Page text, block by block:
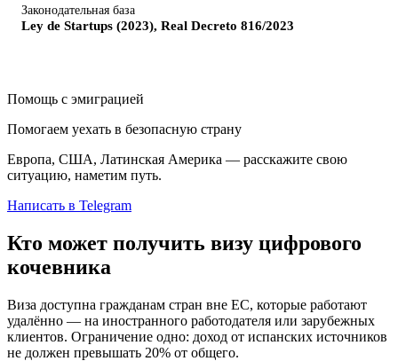
Законодательная база
Ley de Startups (2023), Real Decreto 816/2023
Помощь с эмиграцией
Помогаем уехать в безопасную страну
Европа, США, Латинская Америка — расскажите свою
ситуацию, наметим путь.
Написать в Telegram
Кто может получить визу цифрового
кочевника
Виза доступна гражданам стран вне ЕС, которые работают
удалённо — на иностранного работодателя или зарубежных
клиентов. Ограничение одно: доход от испанских источников
не должен превышать 20% от общего.